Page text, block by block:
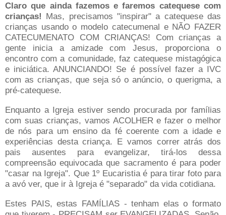
Claro que ainda fazemos e faremos catequese com
crianças! Mas, precisamos "inspirar" a catequese das
crianças usando o modelo catecumenal e NÃO FAZER
CATECUMENATO COM CRIANÇAS! Com crianças a
gente inicia a amizade com Jesus, proporciona o
encontro com a comunidade, faz catequese mistagógica
e iniciática. ANUNCIANDO! Se é possível fazer a IVC
com as crianças, que seja só o anúncio, o querigma, a
pré-catequese.
Enquanto a Igreja estiver sendo procurada por famílias
com suas crianças, vamos ACOLHER e fazer o melhor
de nós para um ensino da fé coerente com a idade e
experiências desta criança. E vamos correr atrás dos
pais ausentes para evangelizar, tirá-los dessa
compreensão equivocada que sacramento é para poder
"casar na Igreja". Que 1º Eucaristia é para tirar foto para
a avó ver, que ir à Igreja é "separado" da vida cotidiana.
Estes PAIS, estas FAMÍLIAS - tenham elas o formato